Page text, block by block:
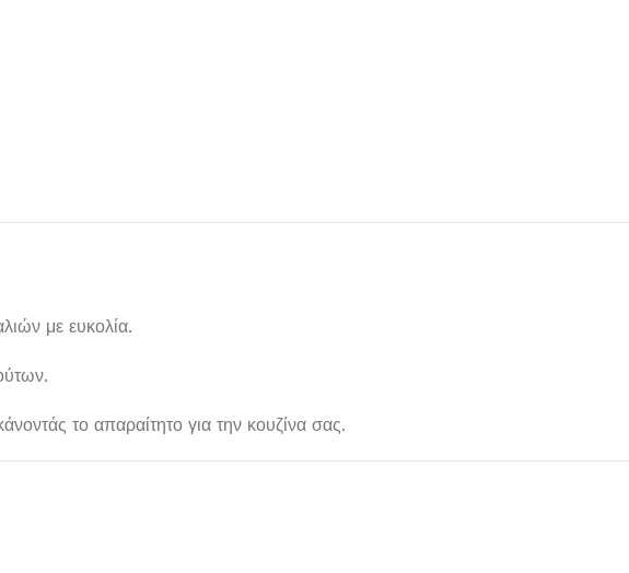
με ευκολία.
το απαραίτητο για την κουζίνα σας.